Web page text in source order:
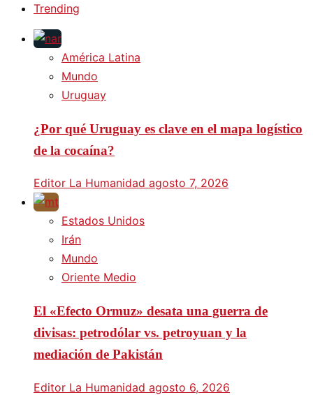
Trending
América Latina
Mundo
Uruguay
¿Por qué Uruguay es clave en el mapa logístico
de la cocaína?
Editor La Humanidad agosto 7, 2026
Estados Unidos
Irán
Mundo
Oriente Medio
El «Efecto Ormuz» desata una guerra de
divisas: petrodólar vs. petroyuan y la
mediación de Pakistán
Editor La Humanidad agosto 6, 2026